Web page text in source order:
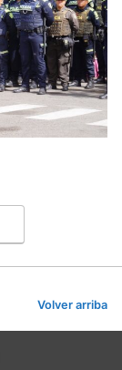
Volver arriba